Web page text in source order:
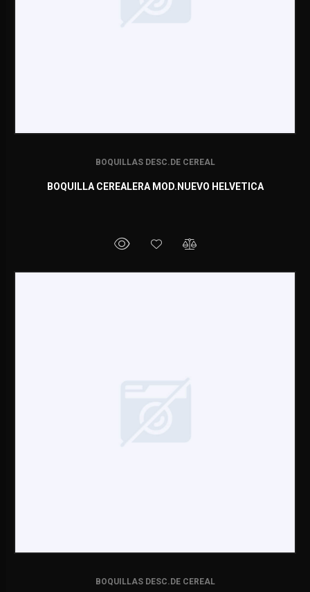
BOQUILLAS DESC.DE CEREAL
BOQUILLA CEREALERA MOD.NUEVO HELVETICA
BOQUILLAS DESC.DE CEREAL